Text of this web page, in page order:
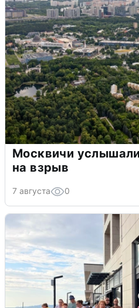
Москвичи
на взрыв
7 августа 0